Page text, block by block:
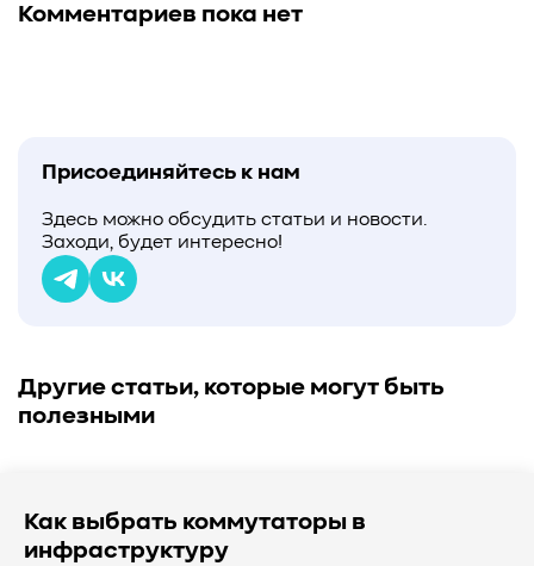
Комментариев пока нет
Присоединяйтесь к нам
Здесь можно обсудить статьи и новости.
Заходи, будет интересно!
Другие статьи, которые могут быть
полезными
Как выбрать коммутаторы в
инфраструктуру